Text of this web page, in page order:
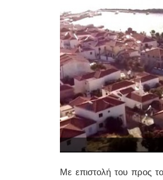
Με επιστολή του προς